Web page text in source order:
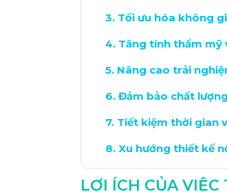
Tối ưu hóa không
Tăng tính thẩm mỹ
Nâng cao trải
Đảm bảo chất
Tiết kiệm thời gian
Xu hướng thiết kế
Kết luận: Lợi ích
LỢI ÍCH CỦA